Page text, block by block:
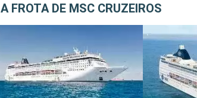
FROTA DE MSC CRUZEIROS